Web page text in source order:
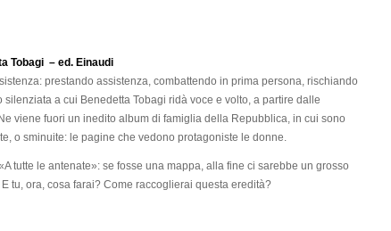
Tobagi – ed. Einaudi
prestando assistenza, combattendo in prima persona, rischiando
a cui Benedetta Tobagi ridà voce e volto, a partire dalle
viene fuori un inedito album di famiglia della Repubblica, in cui sono
o sminuite: le pagine che vedono protagoniste le donne.
tutte le antenate»: se fosse una mappa, alla fine ci sarebbe un grosso
tu, ora, cosa farai? Come raccoglierai questa eredità?